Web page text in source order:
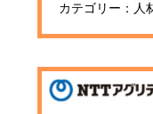
カテゴリー：人